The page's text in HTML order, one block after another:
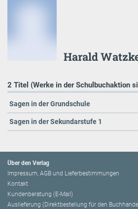
Harald
2 Titel (Werke in der Schulbuchaktion
Sagen in der Grundschule
Sagen in der Sekundarstufe 1
Über den Verlag
Impressum, AGB und Lieferbestimmungen
Kontakt
Kundenberatung (E-Mail)
Auslieferung (Direktbestellung für den